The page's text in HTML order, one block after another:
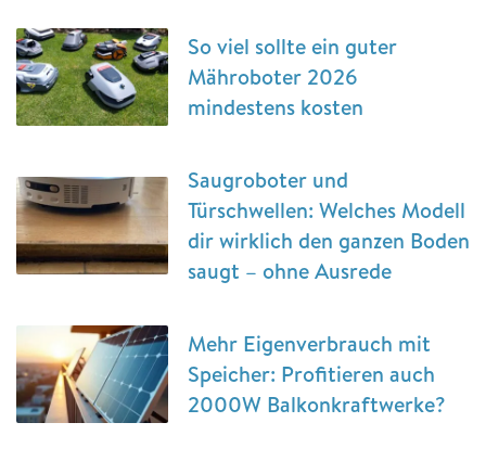
So viel sollte ein guter
Mähroboter 2026
mindestens kosten
Saugroboter und
Türschwellen: Welches Modell
dir wirklich den ganzen Boden
saugt – ohne Ausrede
Mehr Eigenverbrauch mit
Speicher: Profitieren auch
2000W Balkonkraftwerke?